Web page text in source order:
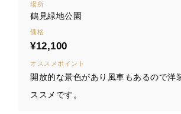
場所
鶴見緑地公園
価格
¥12,100
オススメポイント
開放的な景色があり風車もあるので洋
ススメです。